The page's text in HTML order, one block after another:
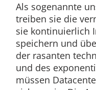
Als sogenannte
treiben sie die
sie kontinuierlich
speichern und
der rasanten
und des
müssen